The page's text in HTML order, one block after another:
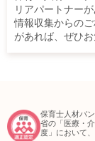
リアパートナー
情報収集からの
があれば、ぜひ
保育士人材バ
省の「医療・
度」において